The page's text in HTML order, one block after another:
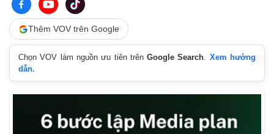
Thêm VOV trên Google
Chọn VOV làm nguồn ưu tiên trênGoogle Search. Xem hướng
dẫn.